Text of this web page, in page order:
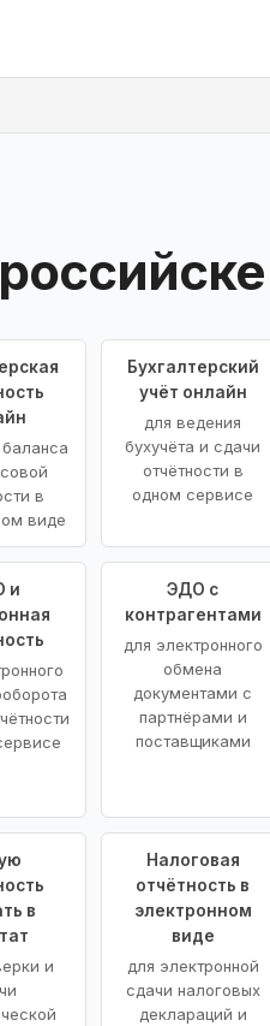
в
виде
Бухгалтерский
учёт онлайн
для ведения
бухучёта и сдачи
отчётности в
одном сервисе
и
ЭДО с
контрагентами
для электронного
обмена
документами с
партнёрами и
поставщиками
в
и
Налоговая
отчётность в
электронном
виде
для электронной
сдачи налоговых
деклараций и